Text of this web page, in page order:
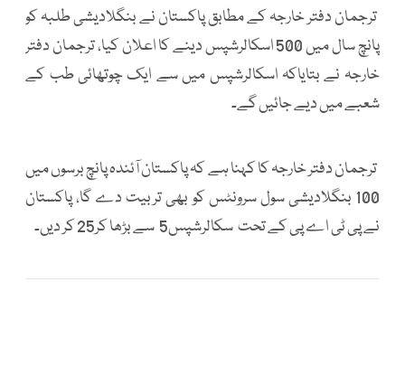
ترجمان دفتر خارجہ کے مطابق پاکستان نے بنگلادیشی طلبہ کو
پانچ سال میں 500 اسکالرشپس دینے کا اعلان کیا، ترجمان دفتر
خارجہ نے بتایاکہ اسکالرشپس میں سے ایک چوتھائی طب کے
شعبے میں دیے جائیں گے۔
ترجمان دفتر خارجہ کا کہنا ہے کہ پاکستان آئندہ پانچ برسوں میں
100 بنگلادیشی سول سرونٹس کو بھی تربیت دے گا، پاکستان
نے پی ٹی اے پی کے تحت سکالرشپس5 سے بڑھا کر25 کر دیں۔